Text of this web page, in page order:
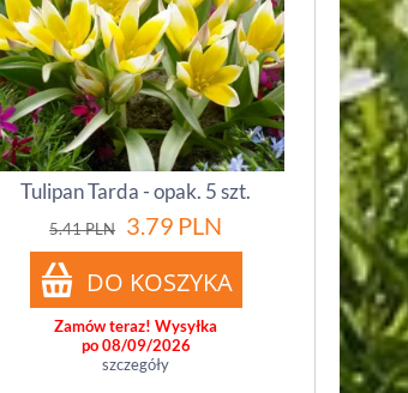
Tulipan Tarda - opak. 5 szt.
5.41PLN 3.79 PLN
Zamów teraz! Wysyłka
po 08/09/2026
szczegóły